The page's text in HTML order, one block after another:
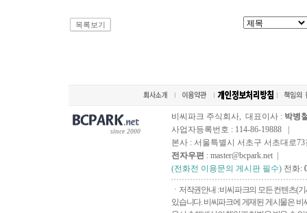
목록보기
since 2000
비씨파크 주식회사, 대표이사 : 박병
사업자등록번호 : 114-86-19888 |
본사 : 서울특별시 서초구 서초대로73
전자우편 : master@bcpark.net |
(전화전 이용문의 게시판 필수) 전화:
ㆍ저작권안내 : 비씨파크의 모든 컨텐츠(
있습니다. 비씨파크에 게재된 게시물은